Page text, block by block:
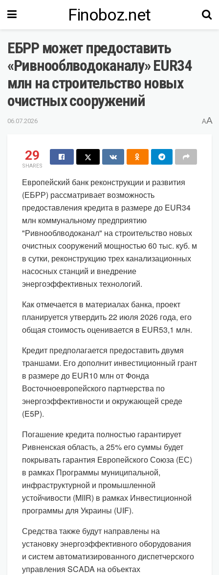
Finoboz.net
ЕБРР может предоставить
«Ривнооблводоканалу» EUR34
млн на строительство новых
очистных сооружений
06.07.2026 AA
29
SHARES
Европейский банк реконструкции и развития
(ЕБРР) рассматривает возможность
предоставления кредита в размере до EUR34
млн коммунальному предприятию
"Ривнооблводоканал" на строительство новых
очистных сооружений мощностью 60 тыс. куб. м
в сутки, реконструкцию трех канализационных
насосных станций и внедрение
энергоэффективных технологий.
Как отмечается в материалах банка, проект
планируется утвердить 22 июля 2026 года, его
общая стоимость оценивается в EUR53,1 млн.
Кредит предполагается предоставить двумя
траншами. Его дополнит инвестиционный грант
в размере до EUR10 млн от Фонда
Восточноевропейского партнерства по
энергоэффективности и окружающей среде
(E5P).
Погашение кредита полностью гарантирует
Ривненская область, а 25% его суммы будет
покрывать гарантия Европейского Союза (ЕС)
в рамках Программы муниципальной,
инфраструктурной и промышленной
устойчивости (MIIR) в рамках Инвестиционной
программы для Украины (UIF).
Средства также будут направлены на
установку энергоэффективного оборудования
и систем автоматизированного диспетчерского
управления SCADA на объектах